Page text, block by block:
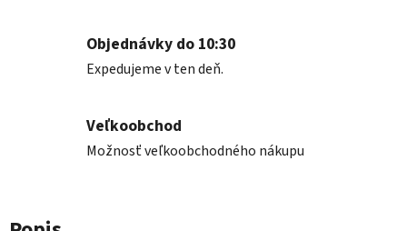
Objednávky do 10:30
Expedujeme v ten deň.
Veľkoobchod
Možnosť veľkoobchodného nákupu